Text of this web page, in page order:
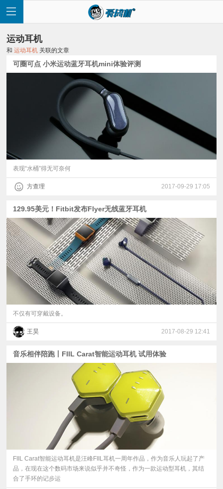
讯
视
频
普
验
运动耳机
和运动耳机 关联的文章
可圈可点 小米运动蓝牙耳机mini体验评测
表现“水桶”得无可奈何
方查理 2017-09-29 17:05
129.95美元！Fitbit发布Flyer无线蓝牙耳机
不仅有可穿戴设备。
王昊 2017-08-29 12:41
音乐相伴陪跑丨FIIL Carat智能运动耳机 试用体验
FIIL Carat智能运动耳机是汪峰FIIL耳机一周年作品，作为音乐人玩起了产
品，在现在这个数码市场来说似乎并不奇怪，作为一款运动型耳机，其结
合了手环的记步运